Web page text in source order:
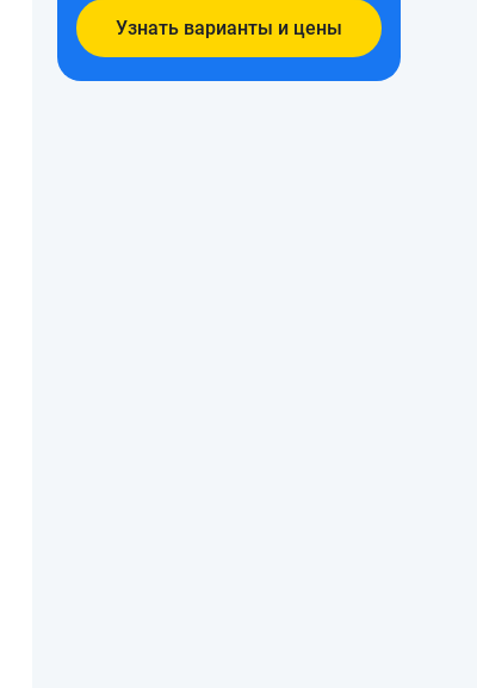
Узнать варианты и цены